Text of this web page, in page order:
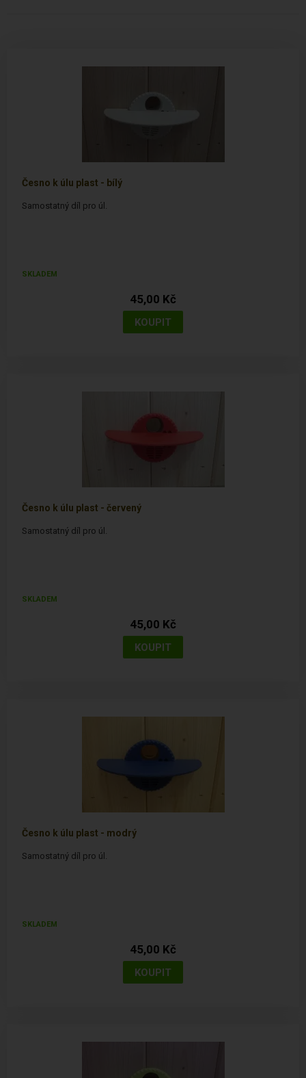
Česno k úlu plast - bílý
Samostatný díl pro úl.
SKLADEM
45,00 Kč
Česno k úlu plast - červený
Samostatný díl pro úl.
SKLADEM
45,00 Kč
Česno k úlu plast - modrý
Samostatný díl pro úl.
SKLADEM
45,00 Kč